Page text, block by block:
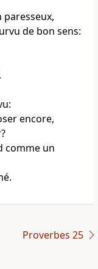
paresseux,
de bon sens:
encore,
comme un
Proverbes 25